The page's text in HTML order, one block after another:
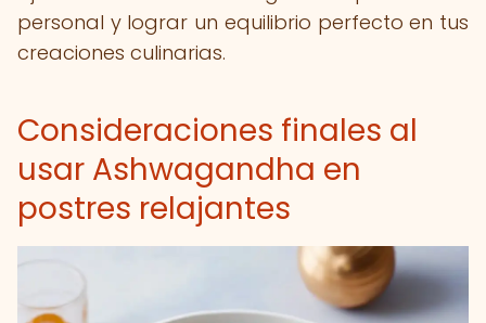
personal y lograr un equilibrio perfecto en tus
creaciones culinarias.
Consideraciones finales al
usar Ashwagandha en
postres relajantes